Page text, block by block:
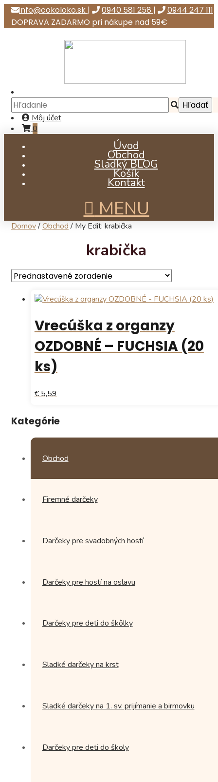
info@cokoloko.sk | 0940 581 258 |
0944 247 111
DOPRAVA ZADARMO pri nákupe nad 59€
Môj účet
0
Úvod
Obchod
Sladký BLOG
Košík
Kontakt
MENU
Domov/Obchod / My Edit: krabička
krabička
Vrecúška z organzy
OZDOBNÉ – FUCHSIA (20
ks)
€ 5,59
Kategórie
Obchod
Firemné darčeky
Darčeky pre svadobných hostí
Darčeky pre hostí na oslavu
Darčeky pre deti do škôlky
Sladké darčeky na krst
Sladké darčeky na 1. sv. prijímanie a birmovku
Darčeky pre deti do školy